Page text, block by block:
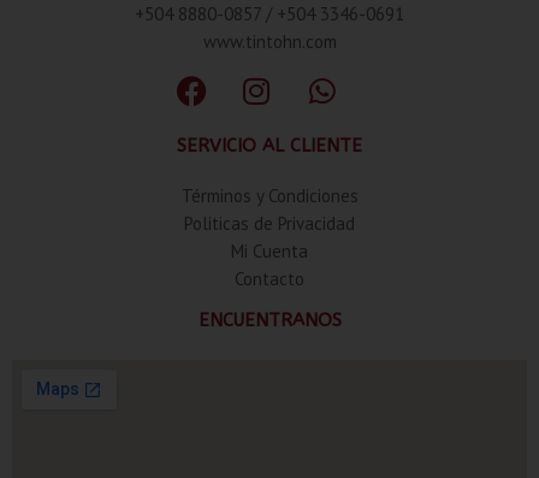
+504 8880-0857 / +504 3346-0691
www.tintohn.com
SERVICIO AL CLIENTE
Términos y Condiciones
Politicas de Privacidad
Mi Cuenta
Contacto
ENCUENTRANOS